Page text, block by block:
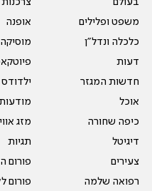
בעולם
משפט ופלילים
כלכלה ונדל"ן
דעות
חדשות המגזר
אוכל
כיפה שחורה
דיגיטל
צעירים
רפואה שלמה
צרכנות
אופנה
מוסיקה
ילדודס
מזג
תגיות
פורום
פורום